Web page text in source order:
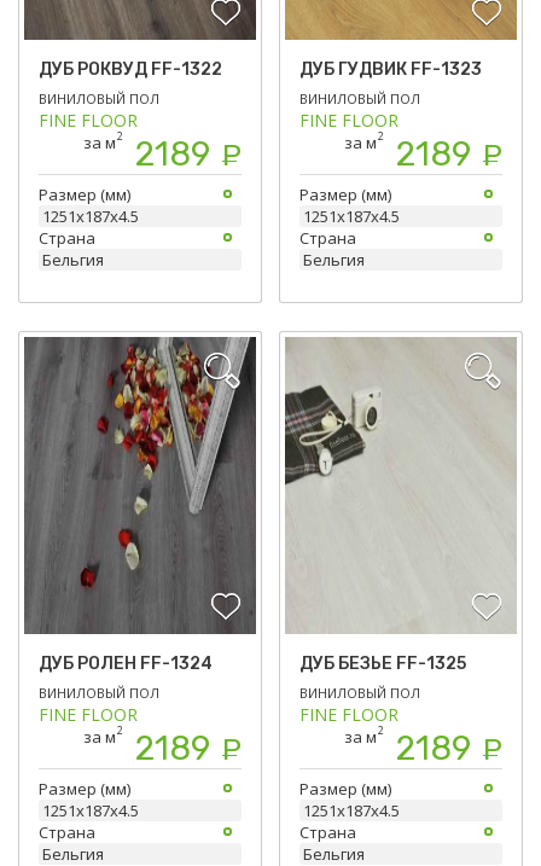
ДУБ РОКВУД FF-1322
ВИНИЛОВЫЙ ПОЛ
FINE FLOOR
за м2 2189 Р
Размер (мм)
1251х187х4.5
Страна
Бельгия
ДУБ ГУДВИК FF-1323
ВИНИЛОВЫЙ ПОЛ
FINE FLOOR
за м2 2189 Р
Размер (мм)
1251х187х4.5
Страна
Бельгия
ДУБ РОЛЕН FF-1324
ВИНИЛОВЫЙ ПОЛ
FINE FLOOR
за м2 2189 Р
Размер (мм)
1251х187х4.5
Страна
Бельгия
ДУБ БЕЗЬЕ FF-1325
ВИНИЛОВЫЙ ПОЛ
FINE FLOOR
за м2 2189 Р
Размер (мм)
1251х187х4.5
Страна
Бельгия